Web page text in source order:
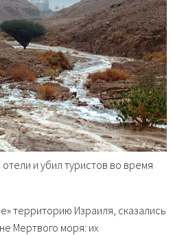
и убил туристов во время
территорию Израиля, сказались
Мертвого моря: их